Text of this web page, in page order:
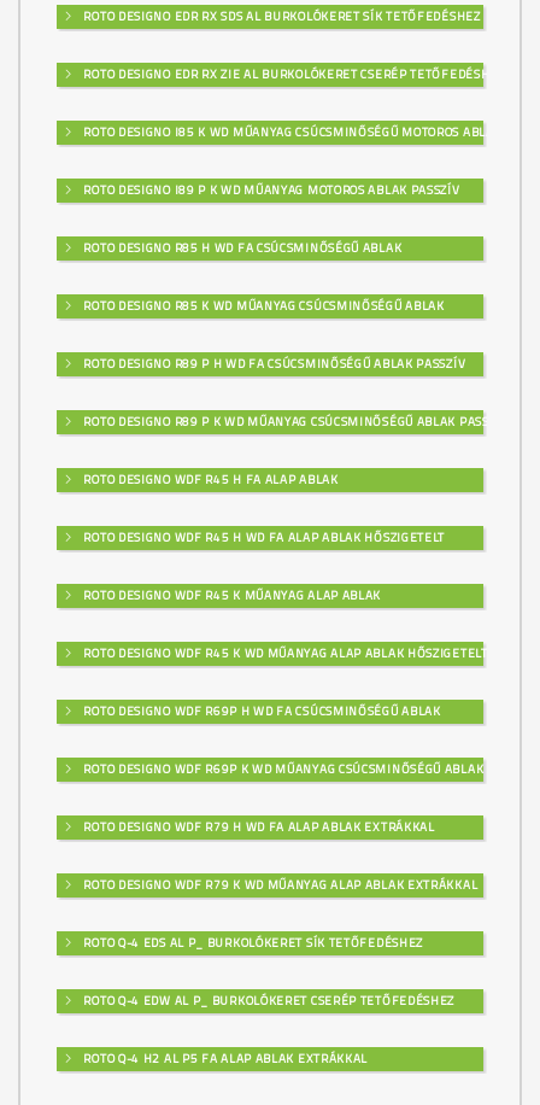
ROTO DESIGNO EDR RX SDS AL BURKOLÓKERET SÍK TETŐFEDÉSHEZ
ROTO DESIGNO EDR RX ZIE AL BURKOLÓKERET CSERÉP TETŐFEDÉSHEZ
ROTO DESIGNO I85 K WD MŰANYAG CSÚCSMINŐSÉGŰ MOTOROS ABLAK
ROTO DESIGNO I89 P K WD MŰANYAG MOTOROS ABLAK PASSZÍV
ROTO DESIGNO R85 H WD FA CSÚCSMINŐSÉGŰ ABLAK
ROTO DESIGNO R85 K WD MŰANYAG CSÚCSMINŐSÉGŰ ABLAK
ROTO DESIGNO R89 P H WD FA CSÚCSMINŐSÉGŰ ABLAK PASSZÍV
ROTO DESIGNO R89 P K WD MŰANYAG CSÚCSMINŐSÉGŰ ABLAK PASSZÍV
ROTO DESIGNO WDF R45 H FA ALAP ABLAK
ROTO DESIGNO WDF R45 H WD FA ALAP ABLAK HŐSZIGETELT
ROTO DESIGNO WDF R45 K MŰANYAG ALAP ABLAK
ROTO DESIGNO WDF R45 K WD MŰANYAG ALAP ABLAK HŐSZIGETELT
ROTO DESIGNO WDF R69P H WD FA CSÚCSMINŐSÉGŰ ABLAK
ROTO DESIGNO WDF R69P K WD MŰANYAG CSÚCSMINŐSÉGŰ ABLAK
ROTO DESIGNO WDF R79 H WD FA ALAP ABLAK EXTRÁKKAL
ROTO DESIGNO WDF R79 K WD MŰANYAG ALAP ABLAK EXTRÁKKAL
ROTO Q-4 EDS AL P_ BURKOLÓKERET SÍK TETŐFEDÉSHEZ
ROTO Q-4 EDW AL P_ BURKOLÓKERET CSERÉP TETŐFEDÉSHEZ
ROTO Q-4 H2 AL P5 FA ALAP ABLAK EXTRÁKKAL